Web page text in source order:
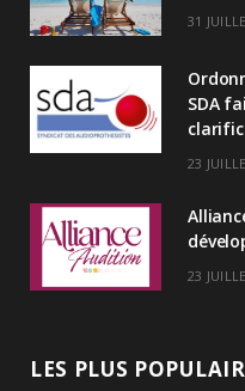
31
SDA
23
23
LES PLUS